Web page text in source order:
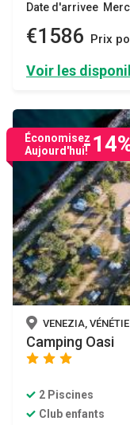
Date d'arrivee
€1586 Prix
Voir les
Économisez
Aujourd'hui!-
VENEZIA, VÉNÉTIE
Camping Oasi
star star
2 Piscines
Club enfants